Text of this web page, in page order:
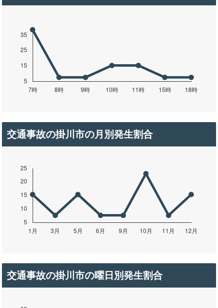
交通事故の掛川市の月別発生割合
交通事故の掛川市の曜日別発生割合